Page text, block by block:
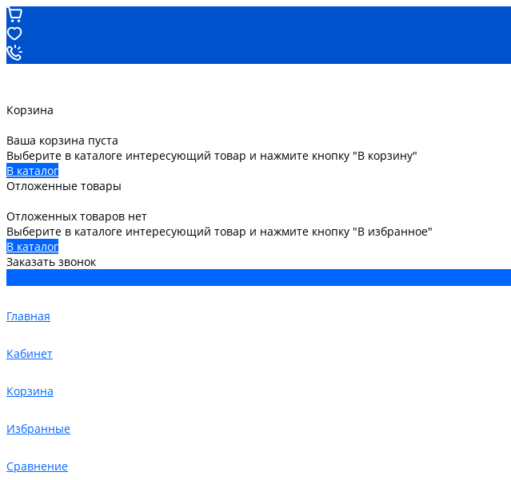
Корзина
Ваша корзина пуста
Выберите в каталоге интересующий товар и нажмите кнопку "В корзину"
В каталог
Отложенные товары
Отложенных товаров нет
Выберите в каталоге интересующий товар и нажмите кнопку "В избранное"
В каталог
Заказать звонок
Главная
Кабинет
Корзина
Избранные
Сравнение